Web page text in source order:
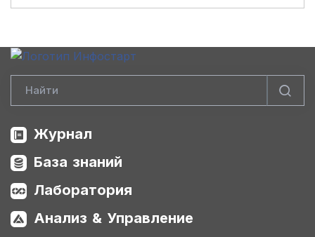
Журнал
База знаний
Лаборатория
Анализ & Управление